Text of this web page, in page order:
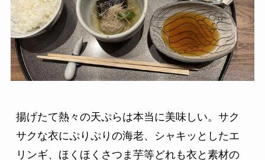
揚げたて熱々の天ぷらは本当に美味しい。サク
サクな衣にぷりぷりの海老、シャキッとしたエ
リンギ、ほくほくさつま芋等どれも衣と素材の